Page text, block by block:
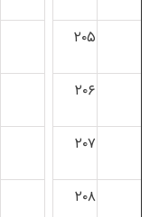
۲۰۵
۲۰۶
۲۰۷
۲۰۸